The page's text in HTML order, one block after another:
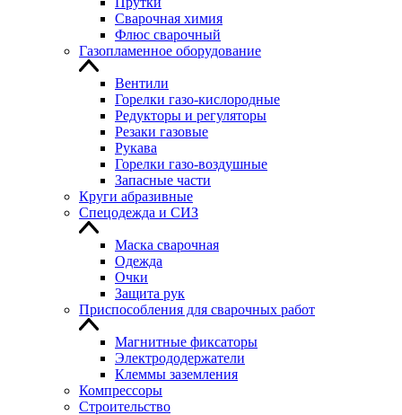
Сварочная химия
Флюс сварочный
Газопламенное оборудование
Вентили
Горелки газо-кислородные
Редукторы и регуляторы
Резаки газовые
Рукава
Горелки газо-воздушные
Запасные части
Круги абразивные
Спецодежда и СИЗ
Маска сварочная
Одежда
Очки
Защита рук
Приспособления для сварочных работ
Магнитные фиксаторы
Электрододержатели
Клеммы заземления
Компрессоры
Строительство